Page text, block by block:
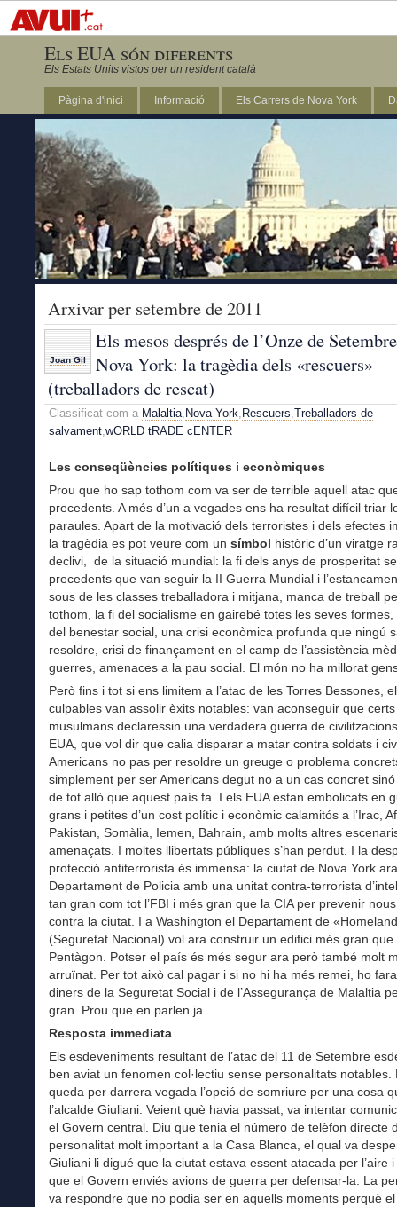
Els EUA són diferents
Els Estats Units vistos per un resident català
Pàgina d'inici Informació Els Carrers de Nova York
Arxivar per setembre de 2011
Joan Gil
Els mesos després de l’Onze de
Nova York: la tragèdia dels «rescuers»
(treballadors de rescat)
Classificat com a Malaltia, Nova York, Rescuers,Treballadors de
salvament,wORLD tRADE cENTER
Les conseqüències polítiques i econòmiques
Prou que ho sap tothom com va ser de terrible aquell atac
precedents. A més d’un a vegades ens ha resultat difícil triar
paraules. Apart de la motivació dels terroristes i dels efectes
la tragèdia es pot veure com un símbol històric d’un viratge
declivi, de la situació mundial: la fi dels anys de prosperitat
precedents que van seguir la II Guerra Mundial i
sous de les classes treballadora i mitjana, manca de treball
tothom, la fi del socialisme en gairebé totes les seves
del benestar social, una crisi econòmica profunda que ningú
resoldre, crisi de finançament en el camp de l’assistència
guerres, amenaces a la pau social. El món no ha millorat
Però fins i tot si ens limitem a l’atac de les Torres Bessones,
culpables van assolir èxits notables: van aconseguir que
musulmans declaressin una verdadera guerra de
EUA, que vol dir que calia disparar a matar contra soldats i
Americans no pas per resoldre un greuge o problema
simplement per ser Americans degut no a un cas concret
de tot allò que aquest país fa. I els EUA estan embolicats en
grans i petites d’un cost polític i econòmic calamitós a l’Irac,
Pakistan, Somàlia, Iemen, Bahrain, amb molts altres
amenaçats. I moltes llibertats públiques s’han perdut. I la
protecció antiterrorista és immensa: la ciutat de Nova York
Departament de Policia amb una unitat contra-terrorista
tan gran com tot l’FBI i més gran que la CIA per prevenir
contra la ciutat. I a Washington el Departament de
(Seguretat Nacional) vol ara construir un edifici més gran que
Pentàgon. Potser el país és més segur ara però també molt
arruïnat. Per tot això cal pagar i si no hi ha més remei, ho
diners de la Seguretat Social i de l’Assegurança de Malaltia
gran. Prou que en parlen ja.
Resposta immediata
Els esdeveniments resultant de l’atac del 11 de Setembre
ben aviat un fenomen col·lectiu sense personalitats notables.
queda per darrera vegada l’opció de somriure per una cosa
l’alcalde Giuliani. Veient què havia passat, va intentar
el Govern central. Diu que tenia el número de telèfon directe
personalitat molt important a la Casa Blanca, el qual va
Giuliani li digué que la ciutat estava essent atacada per l’aire
que el Govern enviés avions de guerra per defensar-la. La
va respondre que no podia ser en aquells moments perquè